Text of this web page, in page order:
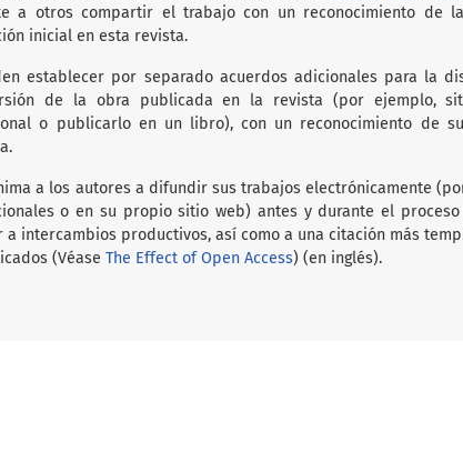
a otros compartir el trabajo con un reconocimiento de
inicial en esta revista.
establecer por separado acuerdos adicionales para la
de la obra publicada en la revista (por ejemplo,
o publicarlo en un libro), con un reconocimiento de
a los autores a difundir sus trabajos electrónicamente
o en su propio sitio web) antes y durante el proceso
intercambios productivos, así como a una citación más
(Véase The Effect of Open Access) (en inglés).